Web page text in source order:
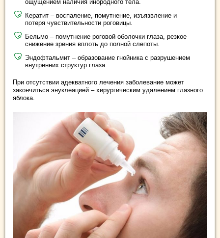
ощущением наличия инородного тела.
Кератит – воспаление, помутнение, изъязвление и
потеря чувствительности роговицы.
Бельмо – помутнение роговой оболочки глаза, резкое
снижение зрения вплоть до полной слепоты.
Эндофтальмит – образование гнойника с разрушением
внутренних структур глаза.
При отсутствии адекватного лечения заболевание может
закончиться энуклеацией – хирургическим удалением глазного
яблока.